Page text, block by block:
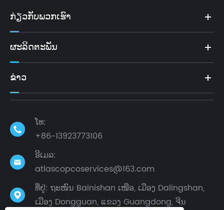
ກ່ຽວກັບພວກເຮົາ
ຜະລິດຕະພັນ
ຂ່າວ

ໂທ:
+86-13923773106

ອີເມລ:
atlascopcoservices@163.com

ທີ່ຢູ່: ຖະໜົນ Bainishan ເໜືອ, ເມືອງ Dalingshan,
ເມືອງ Dongguan, ແຂວງ Guangdong, ຈີນ